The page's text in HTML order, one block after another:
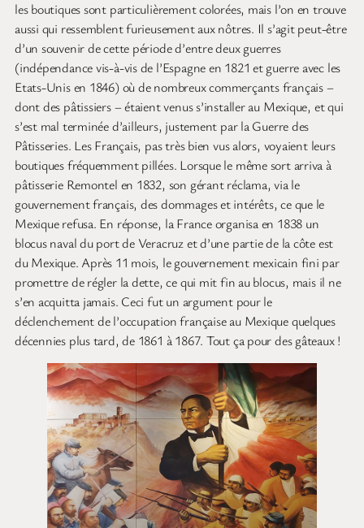
les boutiques sont particulièrement colorées, mais l’on en trouve
aussi qui ressemblent furieusement aux nôtres. Il s’agit peut-être
d’un souvenir de cette période d’entre deux guerres
(indépendance vis-à-vis de l’Espagne en 1821 et guerre avec les
Etats-Unis en 1846) où de nombreux commerçants français –
dont des pâtissiers – étaient venus s’installer au Mexique, et qui
s’est mal terminée d’ailleurs, justement par la Guerre des
Pâtisseries. Les Français, pas très bien vus alors, voyaient leurs
boutiques fréquemment pillées. Lorsque le même sort arriva à
pâtisserie Remontel en 1832, son gérant réclama, via le
gouvernement français, des dommages et intérêts, ce que le
Mexique refusa. En réponse, la France organisa en 1838 un
blocus naval du port de Veracruz et d’une partie de la côte est
du Mexique. Après 11 mois, le gouvernement mexicain fini par
promettre de régler la dette, ce qui mit fin au blocus, mais il ne
s’en acquitta jamais. Ceci fut un argument pour le
déclenchement de l’occupation française au Mexique quelques
décennies plus tard, de 1861 à 1867. Tout ça pour des gâteaux !